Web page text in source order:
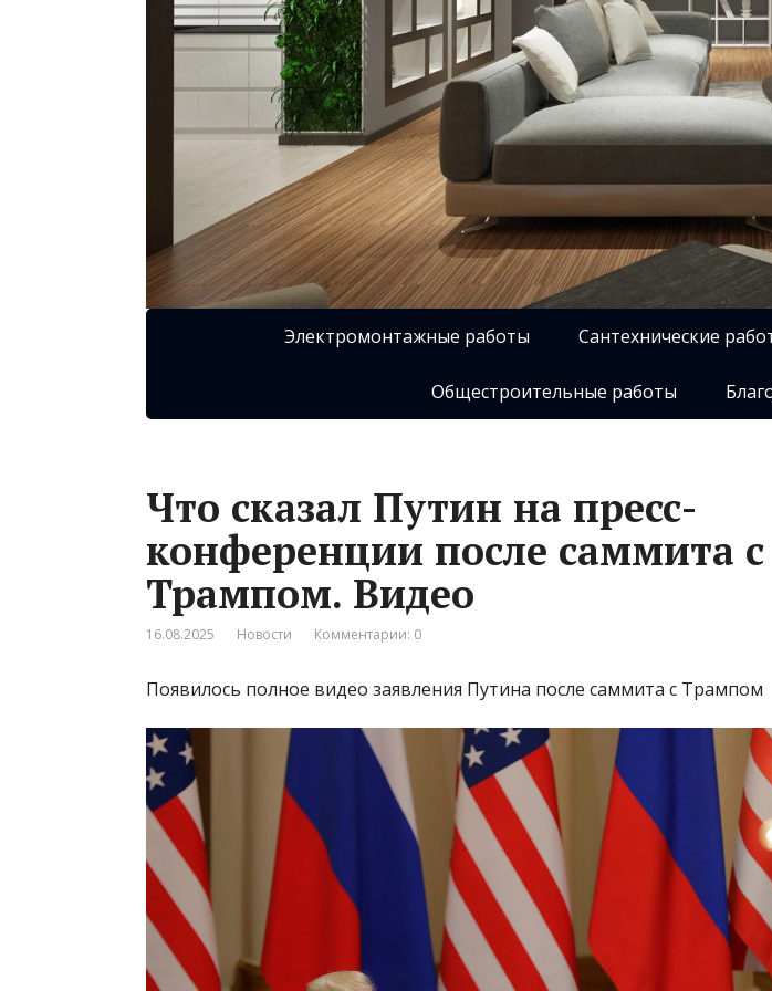
Электромонтажные работы Сантехнические
Общестроительные работы
Что сказал Путин на пресс-
конференции после саммита с
Трампом. Видео
16.08.2025 Новости Комментарии: 0
Появилось полное видео заявления Путина после саммита с Трампом